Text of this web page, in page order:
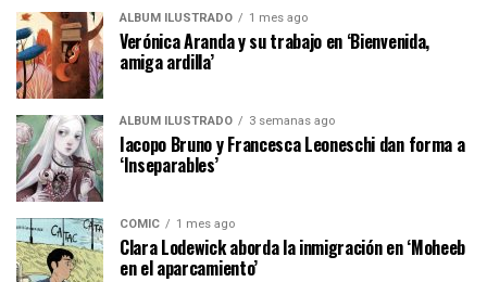
ÁLBUM ILUSTRADO 1 mes ago
Verónica Aranda y su trabajo en ‘Bienvenida,
amiga ardilla’
ÁLBUM ILUSTRADO 3 semanas ago
Iacopo Bruno y Francesca Leoneschi dan forma a
‘Inseparables’
CÓMIC 1 mes ago
Clara Lodewick aborda la inmigración en ‘Moheeb
en el aparcamiento’